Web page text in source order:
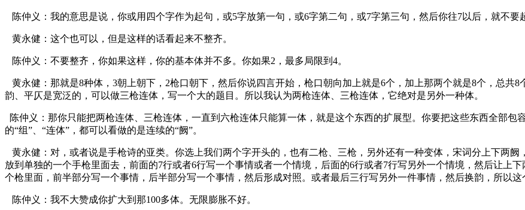
陈仲义：我的意思是说，你或用四个字作为起句，或5字放第一句，或6字第二句，或7字第三句，然后你往7以后，就不要
黄永健：这个也可以，但是这样的话看起来不整齐。
陈仲义：不要整齐，你如果这样，你的基本体并不多。你如果2，最多局限到4。
黄永健：那就是8种体，3朝上朝下，2枪口朝下，然后你说四言开始，枪口朝向加上就是6个，加上那两个就是8个，总共
韵、平仄是宽泛的，可以做三枪连体，写一个大的题目。所以我认为两枪连体、三枪连体，它绝对是另外一种体。
陈仲义：那你只能把两枪连体、三枪连体，一直到六枪连体只能算一体，就是这个东西的扩展型。你要把这些东西全部
的“组”、“连体”，都可以看做的是连续的“阙”。
黄永健：对，或者说是手枪诗的亚类。你选上我们两个字开头的，也有二枪、三枪，另外还有一种变体，宋词分上下两
放到单独的一个手枪里面去，前面的7行或者6行写一个事情或者一个情境，后面的6行或者7行写另外一个情境，然后让上
个枪里面，前半部分写一个事情，后半部分写一个事情，然后形成对照。或者最后三行写另外一件事情，然后换韵，所以
陈仲义：我不大赞成你扩大到那100多体。无限膨胀不好。